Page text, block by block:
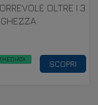
OLTRE I 3
SCOPRI